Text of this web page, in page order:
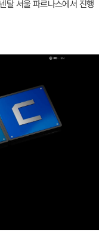
탈 서울 파르나스에서 진행